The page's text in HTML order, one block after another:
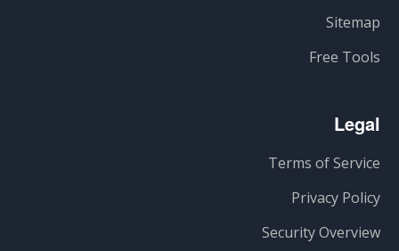
Sitemap
Free Tools
Legal
Terms of Service
Privacy Policy
Security Overview